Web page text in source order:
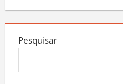
Pesquisar